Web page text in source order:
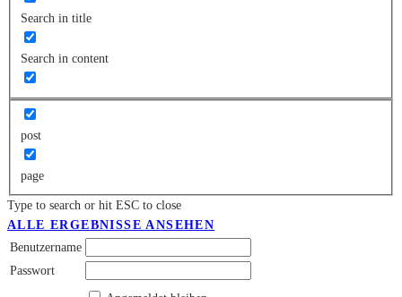
Search in title
Search in content
post
page
Type to search or hit ESC to close
ALLE ERGEBNISSE ANSEHEN
Benutzername
Passwort